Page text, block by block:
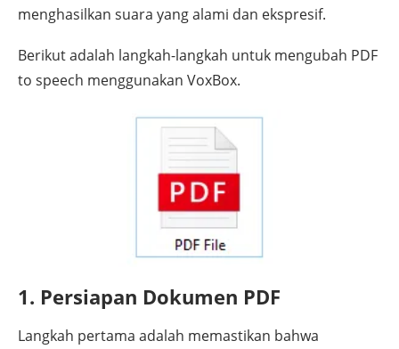
menghasilkan suara yang alami dan ekspresif.
Berikut adalah langkah-langkah untuk mengubah PDF
to speech menggunakan VoxBox.
1. Persiapan Dokumen PDF
Langkah pertama adalah memastikan bahwa